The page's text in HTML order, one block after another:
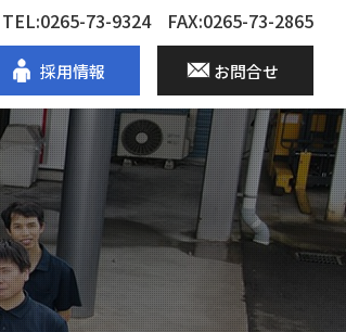
採用情報 お問合せ
TEL:0265-73-9324 FAX:0265-73-2865